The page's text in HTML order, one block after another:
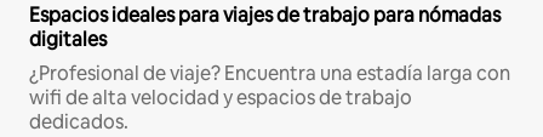
Espacios ideales para viajes de trabajo para nómadas
digitales
¿Profesional de viaje? Encuentra una estadía larga con
wifi de alta velocidad y espacios de trabajo
dedicados.